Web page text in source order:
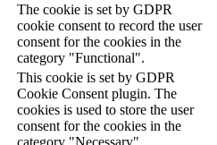
The cookie is set by GDPR
cookie consent to record the user
consent for the cookies in the
category "Functional".
This cookie is set by GDPR
Cookie Consent plugin. The
cookies is used to store the user
consent for the cookies in the
category "Necessary".